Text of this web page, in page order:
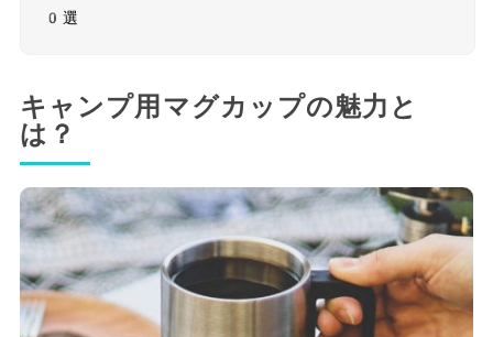
0選
キャンプ用マグカップの魅力と
は？